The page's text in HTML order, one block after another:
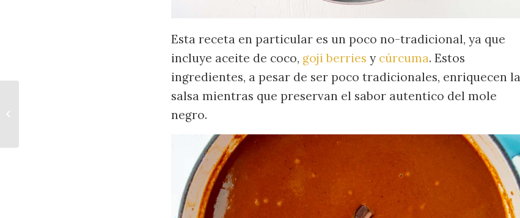
Esta receta en particular es un poco no-tradicional, ya que
incluye aceite de coco, goji berries y cúrcuma. Estos
ingredientes, a pesar de ser poco tradicionales, enriquecen la
salsa mientras que preservan el sabor autentico del mole
negro.